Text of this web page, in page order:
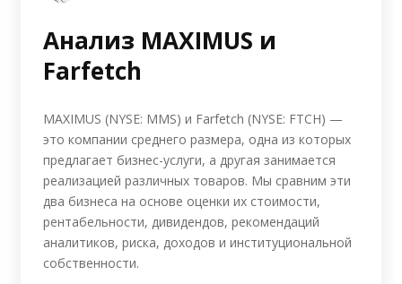
Анализ MAXIMUS и
Farfetch
MAXIMUS (NYSE: MMS) и Farfetch (NYSE: FTCH) —
это компании среднего размера, одна из которых
предлагает бизнес-услуги, а другая занимается
реализацией различных товаров. Мы сравним эти
два бизнеса на основе оценки их стоимости,
рентабельности, дивидендов, рекомендаций
аналитиков, риска, доходов и институциональной
собственности.